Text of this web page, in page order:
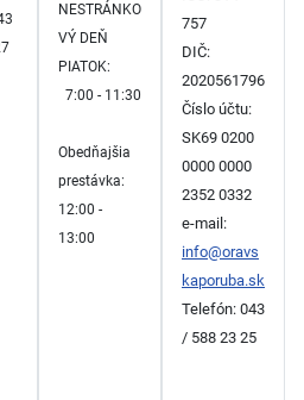
NESTRÁNKO
VÝ DEŇ
PIATOK:
7:00 - 11:30
Obedňajšia
prestávka:
12:00 -
13:00
757
DIČ:
2020561796
Číslo účtu:
SK69 0200
0000 0000
2352 0332
e-mail:
info@oravs
kaporuba.sk
Telefón: 043
/ 588 23 25